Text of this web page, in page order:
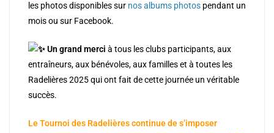
les photos disponibles sur nos albums photos pendant un
mois ou sur Facebook.
Un grand merci à tous les clubs participants, aux
entraîneurs, aux bénévoles, aux familles et à toutes les
Radelières 2025 qui ont fait de cette journée un véritable
succès.
Le Tournoi des Radelières continue de s’imposer